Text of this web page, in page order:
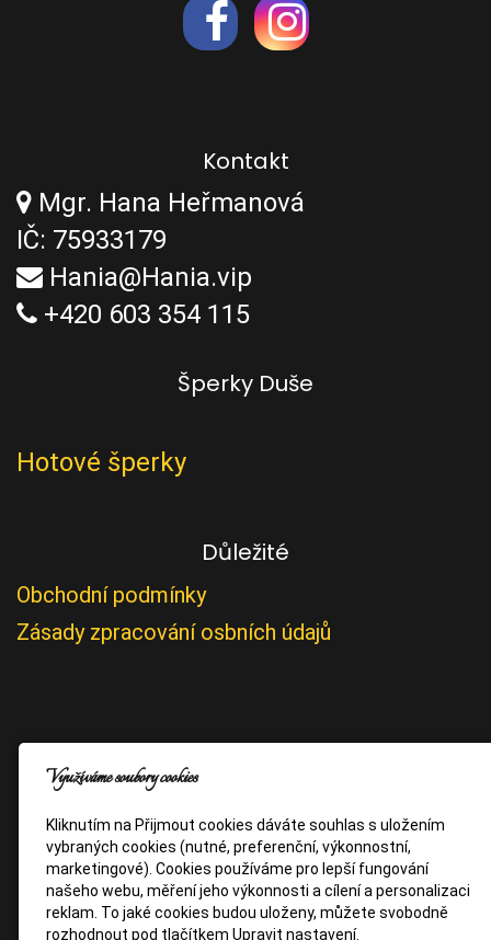
Kontakt
Mgr. Hana Heřmanová
IČ: 75933179
Hania@Hania.vip
+420 603 354 115
Šperky Duše
Hotové šperky
Důležité
Obchodní podmínky
Zásady zpracování osbních údajů
Využíváme soubory cookies
Kliknutím na Přijmout cookies dáváte souhlas s uložením
vybraných cookies (nutné, preferenční, výkonnostní,
marketingové). Cookies používáme pro lepší fungování
našeho webu, měření jeho výkonnosti a cílení a personalizaci
reklam. To jaké cookies budou uloženy, můžete svobodně
rozhodnout pod tlačítkem Upravit nastavení.